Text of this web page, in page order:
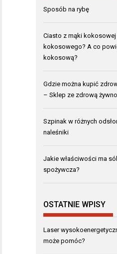
Sposób na rybę
Ciasto z mąki
kokosowego? A co
kokosową?
Gdzie można kupić
– Sklep ze zdrową
Szpinak w różnych
naleśniki
Jakie właściwości ma
spożywcza?
OSTATNIE WPISY
Laser
może pomóc?